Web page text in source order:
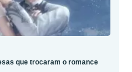
que trocaram o romance